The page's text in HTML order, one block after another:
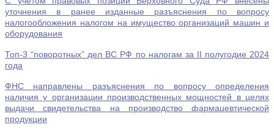
уточнения в ранее изданные разъяснения по вопросу
налогообложения налогом на имущество организаций машин и
оборудования
Топ-3 “поворотных” дел ВС РФ по налогам за II полугодие 2024
года
ФНС направлены разъяснения по вопросу определения
наличия у организации производственных мощностей в целях
выдачи свидетельства на производство фармацевтической
продукции